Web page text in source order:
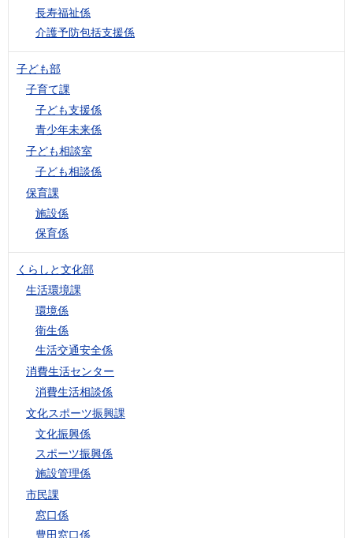
長寿福祉係
介護予防包括支援係
子ども部
子育て課
子ども支援係
青少年未来係
子ども相談室
子ども相談係
保育課
施設係
保育係
くらしと文化部
生活環境課
環境係
衛生係
生活交通安全係
消費生活センター
消費生活相談係
文化スポーツ振興課
文化振興係
スポーツ振興係
施設管理係
市民課
窓口係
豊田窓口係